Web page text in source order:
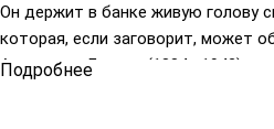
Он держит в банке живую голову
которая, если заговорит, может
Александр Беляев (1884—1942) не
Подробнее